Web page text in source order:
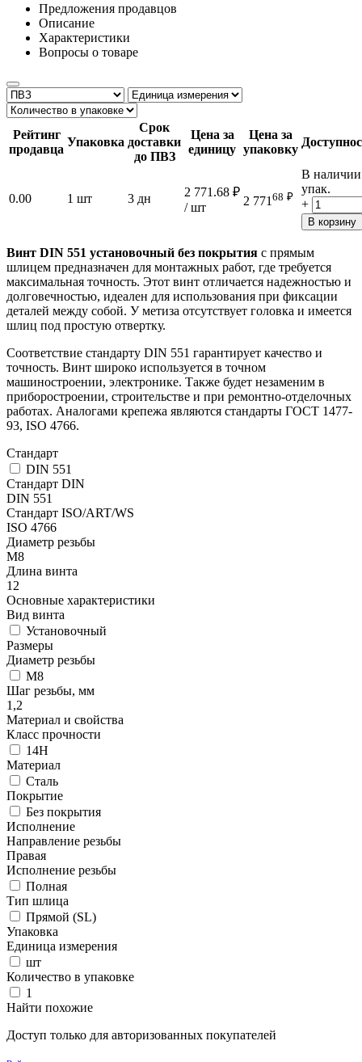
Предложения продавцов
Описание
Характеристики
Вопросы о товаре
Рейтинг
продавца
Упаковка
Срок
доставки
до ПВЗ
Цена за
единицу
Цена за
упаковку
0.00 1 шт 3 дн 2 771.68 ₽
/ шт
2 771 68 ₽
В
упак.
+
В корзину
Винт DIN 551 установочный без покрытия с прямым
шлицем предназначен для монтажных работ, где требуется
максимальная точность. Этот винт отличается надежностью и
долговечностью, идеален для использования при фиксации
деталей между собой. У метиза отсутствует головка и имеется
шлиц под простую отвертку.
Соответствие стандарту DIN 551 гарантирует качество и
точность. Винт широко используется в точном
машиностроении, электронике. Также будет незаменим в
приборостроении, строительстве и при ремонтно-отделочных
работах. Аналогами крепежа являются стандарты ГОСТ 1477-
93, ISO 4766.
Стандарт
DIN 551
Стандарт DIN
DIN 551
Стандарт ISO/ART/WS
ISO 4766
Диаметр резьбы
М8
Длина винта
12
Основные характеристики
Вид винта
Установочный
Размеры
Диаметр резьбы
М8
Шаг резьбы, мм
1,2
Материал и свойства
Класс прочности
14H
Материал
Сталь
Покрытие
Без покрытия
Исполнение
Направление резьбы
Правая
Исполнение резьбы
Полная
Тип шлица
Прямой (SL)
Упаковка
Единица измерения
шт
Количество в упаковке
1
Найти похожие
Доступ только для авторизованных покупателей